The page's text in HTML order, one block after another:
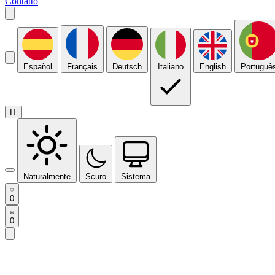
Español Français Deutsch Italiano English
IT
Naturalmente Scuro Sistema
0
0